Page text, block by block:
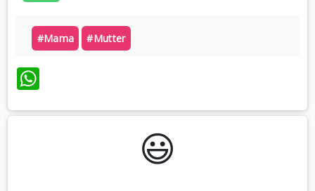
#mama #mutter
WhatsApp
😃️